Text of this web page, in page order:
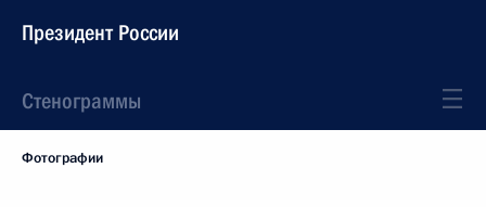
Президент России
Стенограммы
Фотографии